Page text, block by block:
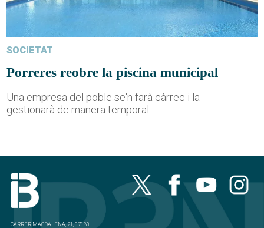
SOCIETAT
Porreres reobre la piscina municipal
Una empresa del poble se'n farà càrrec i la
gestionarà de manera temporal
CARRER MAGDALENA, 21, 07180